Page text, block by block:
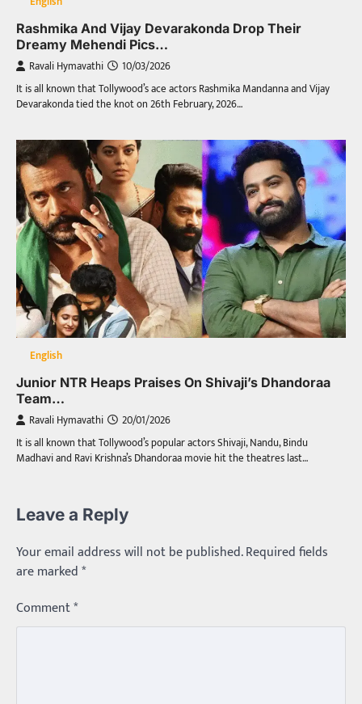
Rashmika And Vijay Devarakonda Drop Their
Dreamy Mehendi Pics…
Ravali Hymavathi 10/03/2026
It is all known that Tollywood’s ace actors Rashmika Mandanna and Vijay
Devarakonda tied the knot on 26th February, 2026…
English
Junior NTR Heaps Praises On Shivaji’s Dhandoraa
Team…
Ravali Hymavathi 20/01/2026
It is all known that Tollywood’s popular actors Shivaji, Nandu, Bindu
Madhavi and Ravi Krishna’s Dhandoraa movie hit the theatres last…
Leave a Reply
Your email address will not be published.Required fields
are marked*
Comment*